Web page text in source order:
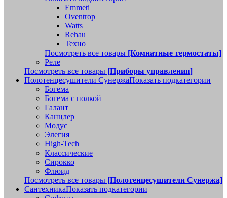
Emmeti
Oventrop
Watts
Rehau
Техно
Посмотреть все товары [Комнатные термостаты]
Реле
Посмотреть все товары [Приборы управления]
Полотенцесушители СунержаПоказать подкатегории
Богема
Богема с полкой
Галант
Канцлер
Модус
Элегия
High-Tech
Классические
Сирокко
Флюид
Посмотреть все товары [Полотенцесушители Сунержа]
СантехникаПоказать подкатегории